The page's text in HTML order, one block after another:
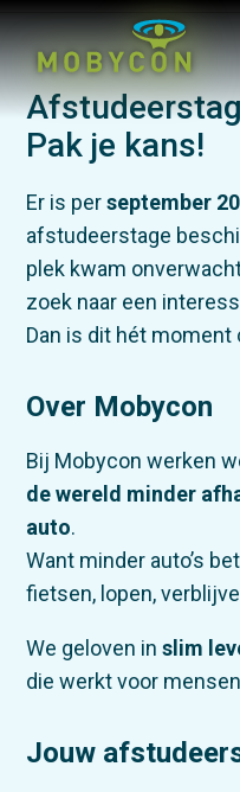
Pak je kans!
Er is perseptember
afstudeerstage
plek kwam
zoek naar een
Dan is dit hét moment
Over Mobycon
Bij Mobycon werken
de wereld minder
auto.
Want minder auto’s
fietsen, lopen,
We geloven inslim
die werkt voor
Jouw